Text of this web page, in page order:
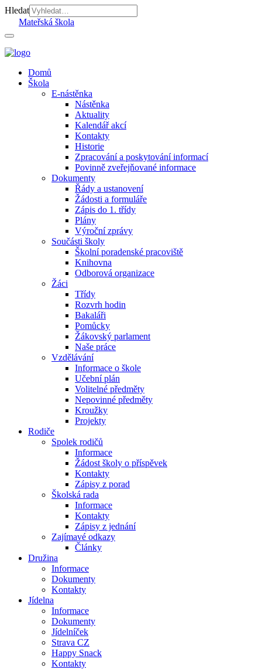
Hledat
Mateřská škola
Domů
Škola
E-nástěnka
Nástěnka
Aktuality
Kalendář akcí
Kontakty
Historie
Zpracování a poskytování informací
Povinně zveřejňované informace
Dokumenty
Řády a ustanovení
Žádosti a formuláře
Zápis do 1. třídy
Plány
Výroční zprávy
Součásti školy
Školní poradenské pracoviště
Knihovna
Odborová organizace
Žáci
Třídy
Rozvrh hodin
Bakaláři
Pomůcky
Žákovský parlament
Naše práce
Vzdělávání
Informace o škole
Učební plán
Volitelné předměty
Nepovinné předměty
Kroužky
Projekty
Rodiče
Spolek rodičů
Informace
Žádost školy o příspěvek
Kontakty
Zápisy z porad
Školská rada
Informace
Kontakty
Zápisy z jednání
Zajímavé odkazy
Články
Družina
Informace
Dokumenty
Kontakty
Jídelna
Informace
Dokumenty
Jídelníček
Strava CZ
Happy Snack
Kontakty